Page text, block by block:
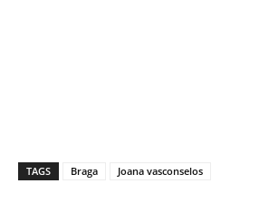
TAGS Braga Joana vasconselos